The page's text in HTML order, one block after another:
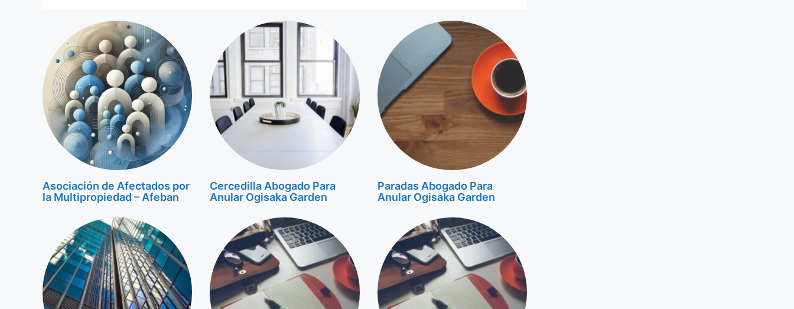
Asociación de Afectados por
la Multipropiedad – Afeban
Cercedilla Abogado Para
Anular Ogisaka Garden
Paradas Abogado Para
Anular Ogisaka Garden